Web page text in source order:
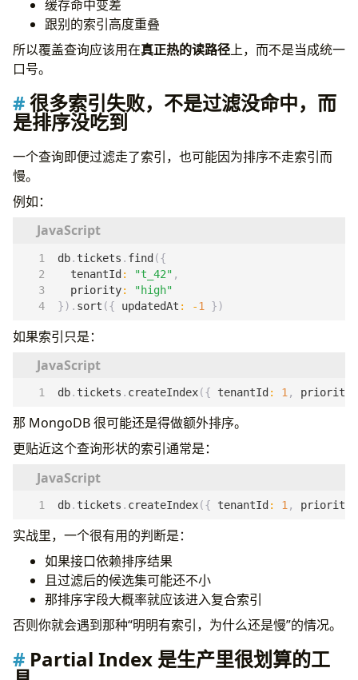
缓存命中变差
跟别的索引高度重叠
所以覆盖查询应该用在真正热的读路径上，而不是当成统一
口号。
很多索引失败，不是过滤没命中，而
是排序没吃到
一个查询即便过滤走了索引，也可能因为排序不走索引而
慢。
例如：
db. tickets . find ({
tenantId : "t_42" ,
priority:
"high"
}). sort ({ updatedAt : -1 })
如果索引只是：
db. tickets . createIndex({ tenantId : 1, priority
那 MongoDB 很可能还是得做额外排序。
更贴近这个查询形状的索引通常是：
db. tickets . createIndex({ tenantId : 1, priority
实战里，一个很有用的判断是：
如果接口依赖排序结果
且过滤后的候选集可能还不小
那排序字段大概率就应该进入复合索引
否则你就会遇到那种“明明有索引，为什么还是慢”的情况。
Partial Index 是生产里很划算的工